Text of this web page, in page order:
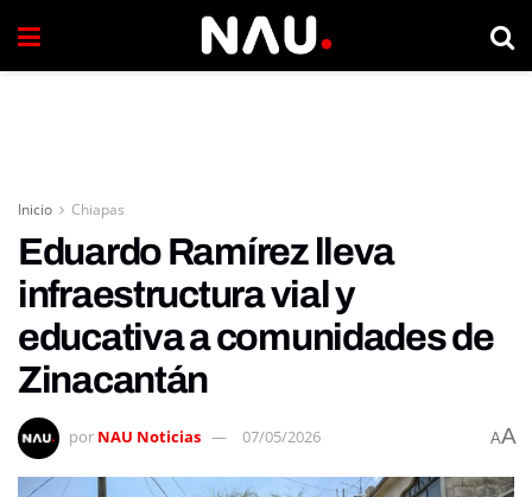
Inicio Chiapas
Eduardo Ramírez lleva
infraestructura vial y
educativa a comunidades de
Zinacantán
por NAU Noticias 07/05/2026 AA